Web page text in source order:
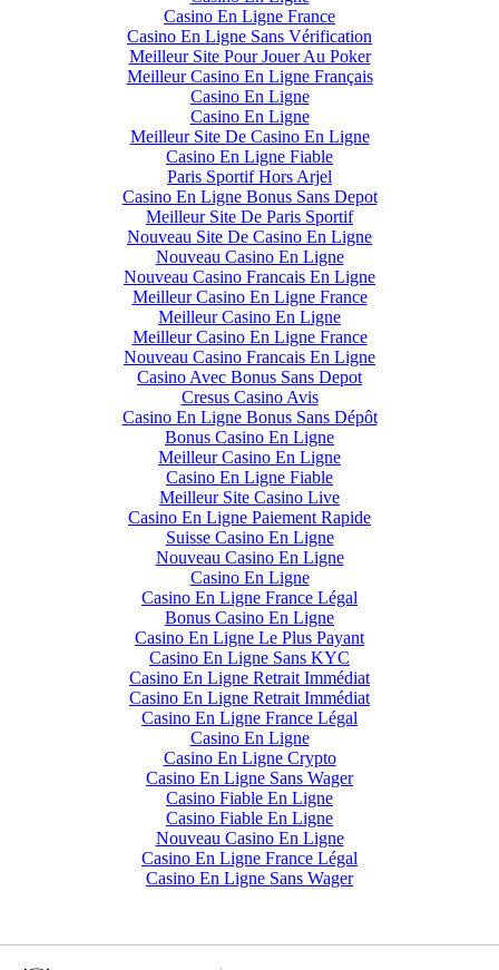
Casino En Ligne France
Casino En Ligne Sans Vérification
Meilleur Site Pour Jouer Au Poker
Meilleur Casino En Ligne Français
Casino En Ligne
Casino En Ligne
Meilleur Site De Casino En Ligne
Casino En Ligne Fiable
Paris Sportif Hors Arjel
Casino En Ligne Bonus Sans Depot
Meilleur Site De Paris Sportif
Nouveau Site De Casino En Ligne
Nouveau Casino En Ligne
Nouveau Casino Francais En Ligne
Meilleur Casino En Ligne France
Meilleur Casino En Ligne
Meilleur Casino En Ligne France
Nouveau Casino Francais En Ligne
Casino Avec Bonus Sans Depot
Cresus Casino Avis
Casino En Ligne Bonus Sans Dépôt
Bonus Casino En Ligne
Meilleur Casino En Ligne
Casino En Ligne Fiable
Meilleur Site Casino Live
Casino En Ligne Paiement Rapide
Suisse Casino En Ligne
Nouveau Casino En Ligne
Casino En Ligne
Casino En Ligne France Légal
Bonus Casino En Ligne
Casino En Ligne Le Plus Payant
Casino En Ligne Sans KYC
Casino En Ligne Retrait Immédiat
Casino En Ligne Retrait Immédiat
Casino En Ligne France Légal
Casino En Ligne
Casino En Ligne Crypto
Casino En Ligne Sans Wager
Casino Fiable En Ligne
Casino Fiable En Ligne
Nouveau Casino En Ligne
Casino En Ligne France Légal
Casino En Ligne Sans Wager